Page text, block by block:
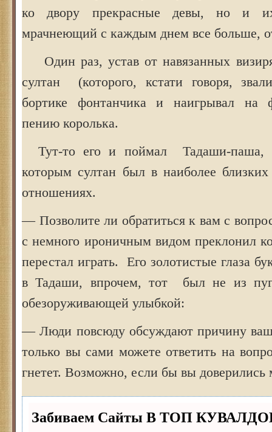
ко двору прекрасные девы, но и
мрачнеющий с каждым днем все больше,
Один раз, устав от навязанных
султан (которого, кстати говоря,
бортике фонтанчика и наигрывал на
пению королька.
Тут-то его и поймал Тадаши-паша,
которым султан был в наиболее
отношениях.
— Позволите ли обратиться к вам с
с немного ироничным видом преклонил
перестал играть. Его золотистые глаза
в Тадаши, впрочем, тот был не из
обезоруживающей улыбкой:
— Люди повсюду обсуждают причину
только вы сами можете ответить на
гнетет. Возможно, если бы вы
Забиваем Сайты В ТОП